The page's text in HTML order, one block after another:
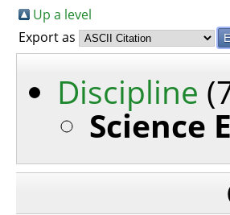
Up a level
Export as
Discipline
Science